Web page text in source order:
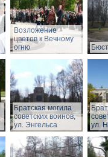
Возложение
цветов к Вечному
огню
Братская могила
советских воинов,
ул. Энгельса
ул.